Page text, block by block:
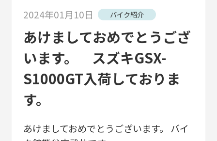
2024年01月10日 バイク紹介
あけましておめでとうござ
います。 スズキGSX-
S1000GT入荷しておりま
す。
あけましておめでとうございます。 バイ